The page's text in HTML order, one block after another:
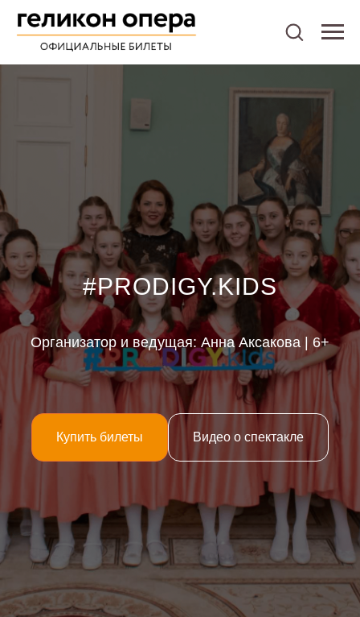
#PRODIGY.KIDS
Организатор и ведущая: Анна Аксакова | 6+
Купить билеты Видео о спектакле